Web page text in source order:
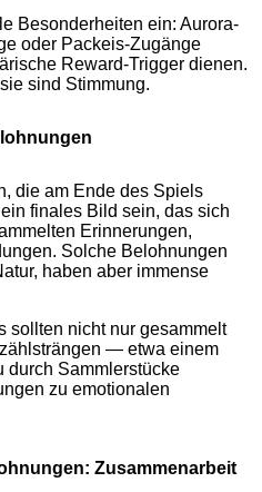
Besonderheiten ein: Aurora-
oder Packeis-Zugänge
Reward-Trigger dienen.
sind Stimmung.
die am Ende des Spiels
finales Bild sein, das sich
Erinnerungen,
Solche Belohnungen
haben aber immense
sollten nicht nur gesammelt
— etwa einem
durch Sammlerstücke
zu emotionalen
Zusammenarbeit